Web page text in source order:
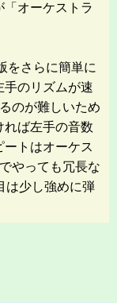
「オーケストラ
をさらに簡単に
手のリズムが速
のが難しいため
れば左手の音数
トはオーケス
やっても冗長な
は少し強めに弾